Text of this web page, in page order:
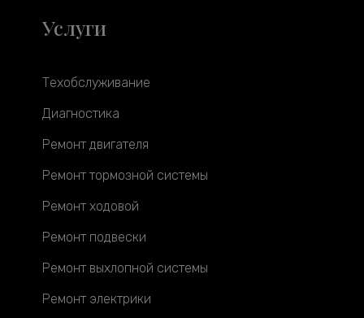
Услуги
Техобслуживание
Диагностика
Ремонт двигателя
Ремонт тормозной системы
Ремонт ходовой
Ремонт подвески
Ремонт выхлопной системы
Ремонт электрики